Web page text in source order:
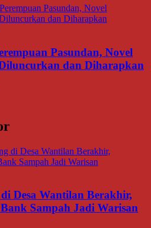
Pasundan, Novel
dan Diharapkan
Desa Wantilan Berakhir,
Sampah Jadi Warisan